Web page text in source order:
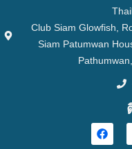
Club Siam Glowfish,
Siam Patumwan